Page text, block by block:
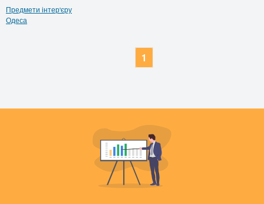
Предмети інтер'єру
Одеса
1